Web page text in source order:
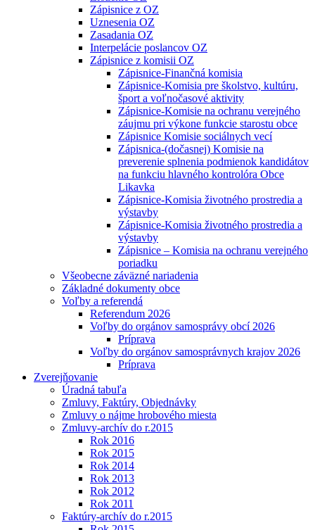
Zápisnice z OZ
Uznesenia OZ
Zasadania OZ
Interpelácie poslancov OZ
Zápisnice z komisii OZ
Zápisnice-Finančná komisia
Zápisnice-Komisia pre školstvo, kultúru,
šport a voľnočasové aktivity
Zápisnice-Komisie na ochranu verejného
záujmu pri výkone funkcie starostu obce
Zápisnice Komisie sociálnych vecí
Zápisnica-(dočasnej) Komisie na
preverenie splnenia podmienok kandidátov
na funkciu hlavného kontrolóra Obce
Likavka
Zápisnice-Komisia životného prostredia a
výstavby
Zápisnice-Komisia životného prostredia a
výstavby
Zápisnice – Komisia na ochranu verejného
poriadku
Všeobecne záväzné nariadenia
Základné dokumenty obce
Voľby a referendá
Referendum 2026
Voľby do orgánov samosprávy obcí 2026
Príprava
Voľby do orgánov samosprávnych krajov 2026
Príprava
Zverejňovanie
Úradná tabuľa
Zmluvy, Faktúry, Objednávky
Zmluvy o nájme hrobového miesta
Zmluvy-archív do r.2015
Rok 2016
Rok 2015
Rok 2014
Rok 2013
Rok 2012
Rok 2011
Faktúry-archív do r.2015